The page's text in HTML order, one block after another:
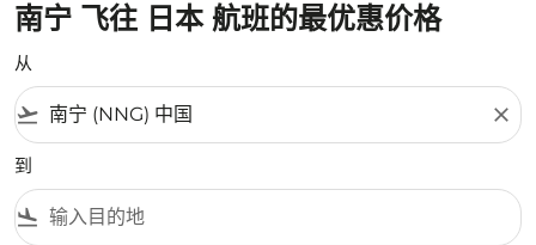
南宁 飞往 日本 航班的最优惠价格
从
flight_takeoff close
到
flight_land